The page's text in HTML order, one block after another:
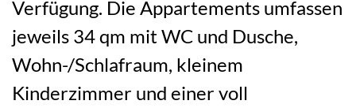
Verfügung. Die Appartements umfassen
jeweils 34 qm mit WC und Dusche,
Wohn-/Schlafraum, kleinem
Kinderzimmer und einer voll